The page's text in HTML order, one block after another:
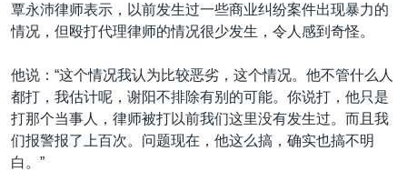
覃永沛律师表示，以前发生过一些商业纠纷案件出现暴力的
情况，但殴打代理律师的情况很少发生，令人感到奇怪。
他说：“这个情况我认为比较恶劣，这个情况。他不管什么人
都打，我估计呢，谢阳不排除有别的可能。你说打，他只是
打那个当事人，律师被打以前我们这里没有发生过。而且我
们报警报了上百次。问题现在，他这么搞，确实也搞不明
白。”